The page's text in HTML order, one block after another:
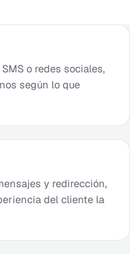
o redes sociales,
según lo que
y redirección,
del cliente la